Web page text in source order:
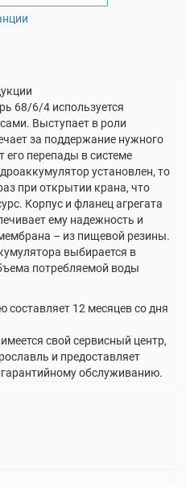
68/6/4 используется
Выступает в роли
за поддержание нужного
его перепады в системе
установлен, то
при открытии крана, что
Корпус и фланец агрегата
ему надежность и
– из пищевой резины.
выбирается в
потребляемой воды
составляет 12 месяцев со дня
свой сервисный центр,
и предоставляет
обслуживанию.